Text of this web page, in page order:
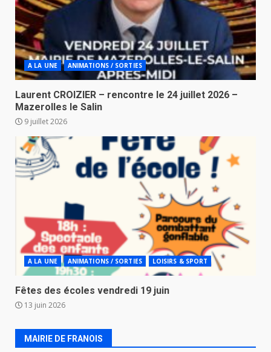
A LA UNE ANIMATIONS / SORTIES
Laurent CROIZIER – rencontre le 24 juillet 2026 –
Mazerolles le Salin
9 juillet 2026
A LA UNE ANIMATIONS / SORTIES LOISIRS & SPORT
Fêtes des écoles vendredi 19 juin
13 juin 2026
MAIRIE DE FRANOIS